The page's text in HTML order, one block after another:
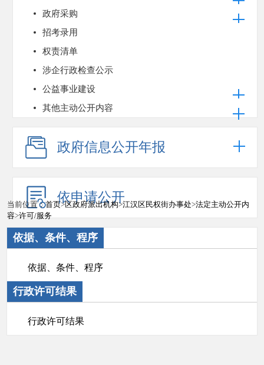
政府采购
招考录用
权责清单
涉企行政检查公示
公益事业建设
其他主动公开内容
政府信息公开年报
依申请公开
当前位置：首页>区政府派出机构>江汉区民权街办事处>法定主动公开内
容>许可/服务
依据、条件、程序
依据、条件、程序
行政许可结果
行政许可结果